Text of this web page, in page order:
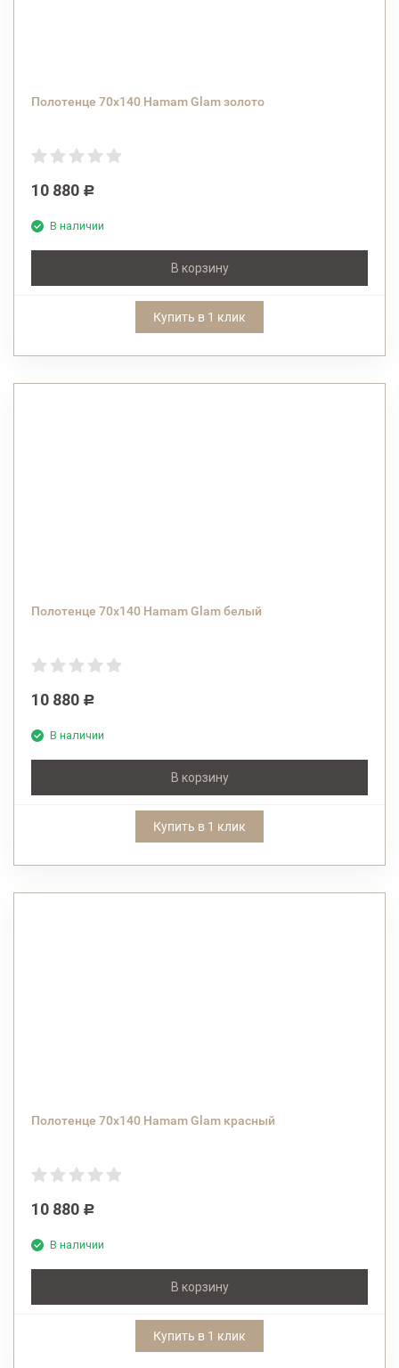
Полотенце 70х140 Hamam Glam золото
10 880 Р
В наличии
В корзину
Купить в 1 клик
Полотенце 70х140 Hamam Glam белый
10 880 Р
В наличии
В корзину
Купить в 1 клик
Полотенце 70х140 Hamam Glam красный
10 880 Р
В наличии
В корзину
Купить в 1 клик